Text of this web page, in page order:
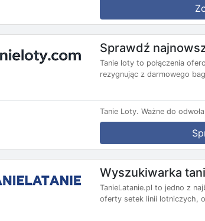
Sprawdź
Tanie loty to połączenia
rezygnując z darmowego
Tanie Loty. Ważne do
Wyszukiwarka
TanieLatanie.pl to jedno z
oferty setek linii lotniczych,